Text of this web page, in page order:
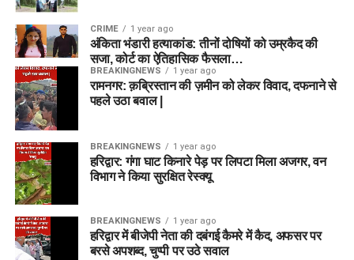
CRIME 1 year ago
अंकिता भंडारी हत्याकांड: तीनों दोषियों को उम्रकैद की
सजा, कोर्ट का ऐतिहासिक फैसला…
BREAKINGNEWS 1 year ago
रामनगर: क़ब्रिस्तान की ज़मीन को लेकर विवाद, दफनाने से
पहले उठा बवाल |
BREAKINGNEWS 1 year ago
हरिद्वार: गंगा घाट किनारे पेड़ पर लिपटा मिला अजगर, वन
विभाग ने किया सुरक्षित रेस्क्यू
BREAKINGNEWS 1 year ago
हरिद्वार में बीजेपी नेता की दबंगई कैमरे में कैद, अफसर पर
बरसे अपशब्द, चुप्पी पर उठे सवाल